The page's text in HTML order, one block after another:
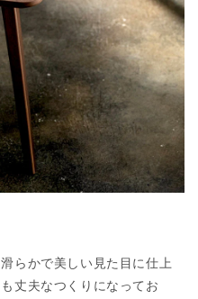
らかで美しい見た目に仕上
丈夫なつくりになってお